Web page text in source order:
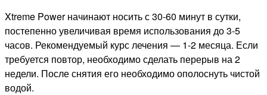
Xtreme Power начинают носить с 30-60 минут в сутки,
постепенно увеличивая время использования до 3-5
часов. Рекомендуемый курс лечения — 1-2 месяца. Если
требуется повтор, необходимо сделать перерыв на 2
недели. После снятия его необходимо ополоснуть чистой
водой.